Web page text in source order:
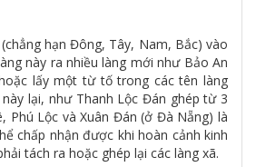
hạn Đông, Tây, Nam, Bắc) vào
này ra nhiều làng mới như Bảo An
lấy một từ tố trong các tên làng
lại, như Thanh Lộc Đán ghép từ 3
Phú Lộc và Xuân Đán (ở Đà Nẵng) là
chấp nhận được khi hoàn cảnh kinh
tách ra hoặc ghép lại các làng xã.